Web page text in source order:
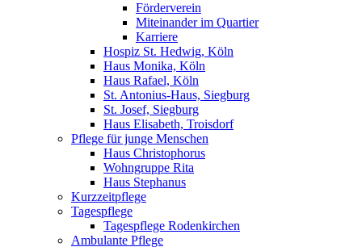
Förderverein
Miteinander im Quartier
Karriere
Hospiz St. Hedwig, Köln
Haus Monika, Köln
Haus Rafael, Köln
St. Antonius-Haus, Siegburg
St. Josef, Siegburg
Haus Elisabeth, Troisdorf
Pflege für junge Menschen
Haus Christophorus
Wohngruppe Rita
Haus Stephanus
Kurzzeitpflege
Tagespflege
Tagespflege Rodenkirchen
Ambulante Pflege